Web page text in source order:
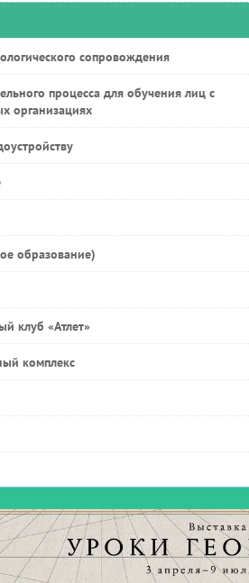
сопровождения
процесса для обучения лиц с
организациях
образование)
клуб «Атлет»
комплекс